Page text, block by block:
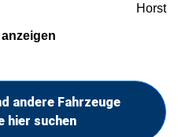
Horst
andere Fahrzeuge
hier suchen